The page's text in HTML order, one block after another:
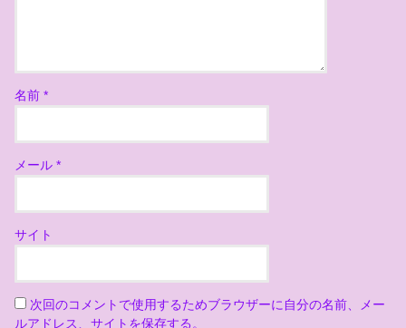
名前*
メール*
サイト
次回のコメントで使用するためブラウザーに自分の名前、メー
ルアドレス、サイトを保存する。